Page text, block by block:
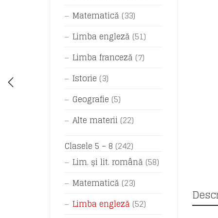
Matematică (33)
Limba engleză (51)
Limba franceză (7)
Istorie (3)
Geografie (5)
Alte materii (22)
Clasele 5 – 8 (242)
Lim. și lit. română (58)
Matematică (23)
Limba engleză (52)